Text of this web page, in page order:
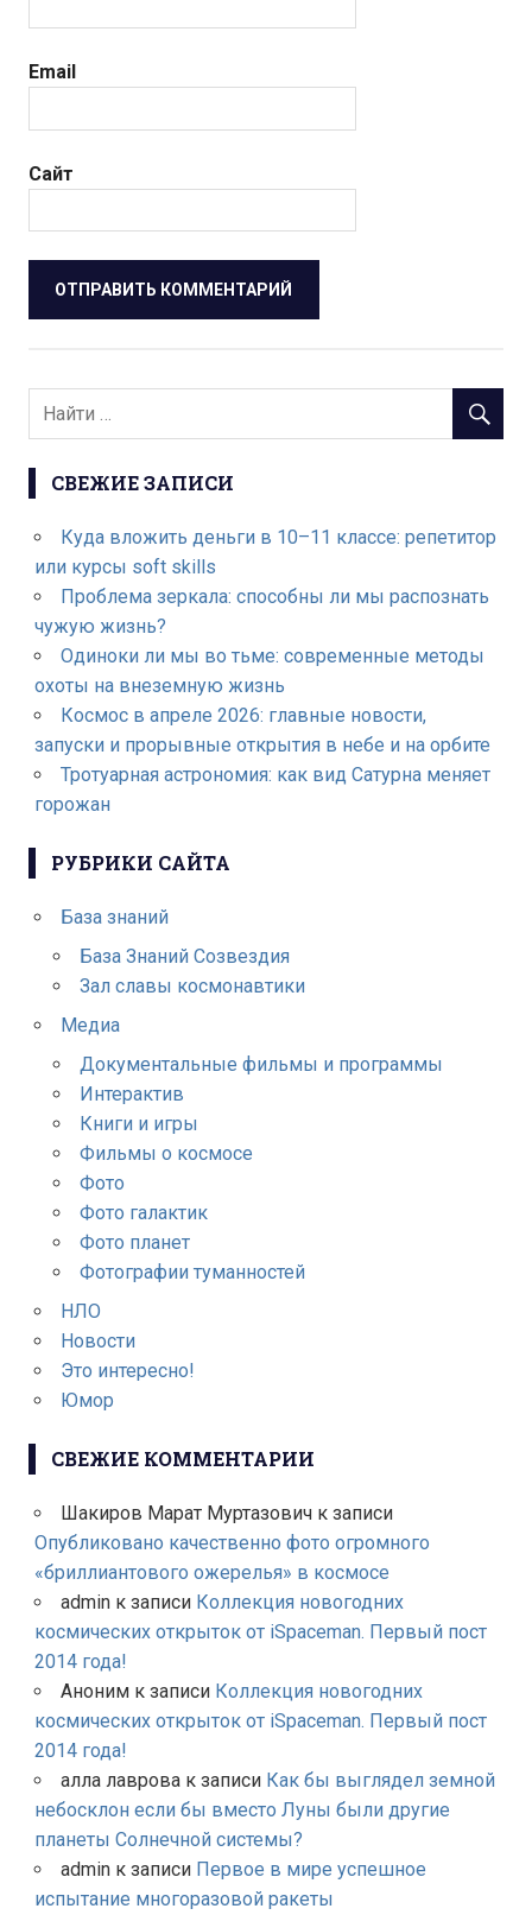
Email
Сайт
СВЕЖИЕ ЗАПИСИ
Куда вложить деньги в 10–11 классе: репетитор
или курсы soft skills
Проблема зеркала: способны ли мы распознать
чужую жизнь?
Одиноки ли мы во тьме: современные методы
охоты на внеземную жизнь
Космос в апреле 2026: главные новости,
запуски и прорывные открытия в небе и на орбите
Тротуарная астрономия: как вид Сатурна меняет
горожан
РУБРИКИ САЙТА
База знаний
База Знаний Созвездия
Зал славы космонавтики
Медиа
Документальные фильмы и программы
Интерактив
Книги и игры
Фильмы о космосе
Фото
Фото галактик
Фото планет
Фотографии туманностей
НЛО
Новости
Это интересно!
Юмор
СВЕЖИЕ КОММЕНТАРИИ
Шакиров Марат Муртазовичк записи
Опубликовано качественно фото огромного
«бриллиантового ожерелья» в космосе
adminк записи Коллекция новогодних
космических открыток от iSpaceman. Первый пост
2014 года!
Анонимк записи Коллекция новогодних
космических открыток от iSpaceman. Первый пост
2014 года!
алла лавровак записи Как бы выглядел земной
небосклон если бы вместо Луны были другие
планеты Солнечной системы?
adminк записи Первое в мире успешное
испытание многоразовой ракеты